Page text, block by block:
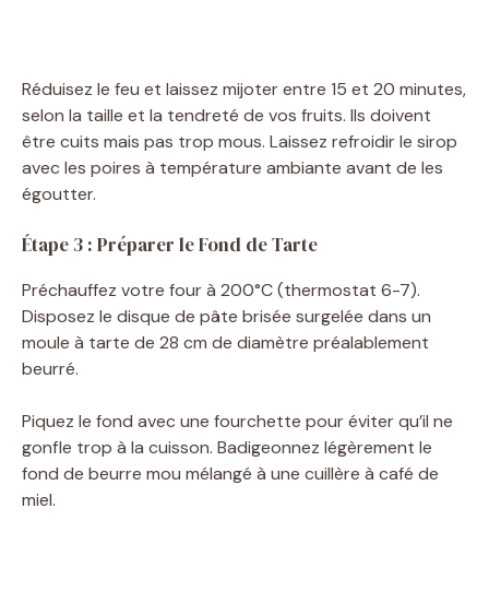
Réduisez le feu et laissez mijoter entre 15 et 20 minutes,
selon la taille et la tendreté de vos fruits. Ils doivent
être cuits mais pas trop mous. Laissez refroidir le sirop
avec les poires à température ambiante avant de les
égoutter.
Étape 3 : Préparer le Fond de Tarte
Préchauffez votre four à 200°C (thermostat 6-7).
Disposez le disque de pâte brisée surgelée dans un
moule à tarte de 28 cm de diamètre préalablement
beurré.
Piquez le fond avec une fourchette pour éviter qu’il ne
gonfle trop à la cuisson. Badigeonnez légèrement le
fond de beurre mou mélangé à une cuillère à café de
miel.